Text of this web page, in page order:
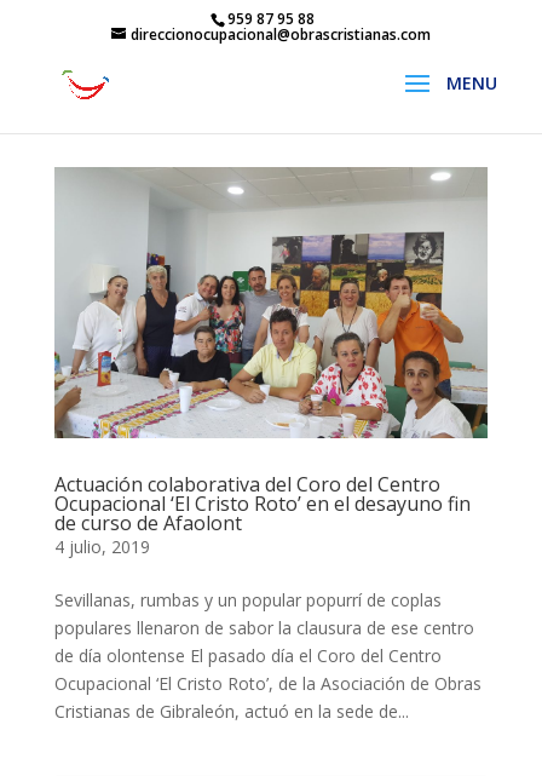
959 87 95 88
direccionocupacional@obrascristianas.com
Actuación colaborativa del Coro del Centro
Ocupacional ‘El Cristo Roto’ en el desayuno fin
de curso de Afaolont
4 julio, 2019
Sevillanas, rumbas y un popular popurrí de coplas
populares llenaron de sabor la clausura de ese centro
de día olontense El pasado día el Coro del Centro
Ocupacional ‘El Cristo Roto’, de la Asociación de Obras
Cristianas de Gibraleón, actuó en la sede de...